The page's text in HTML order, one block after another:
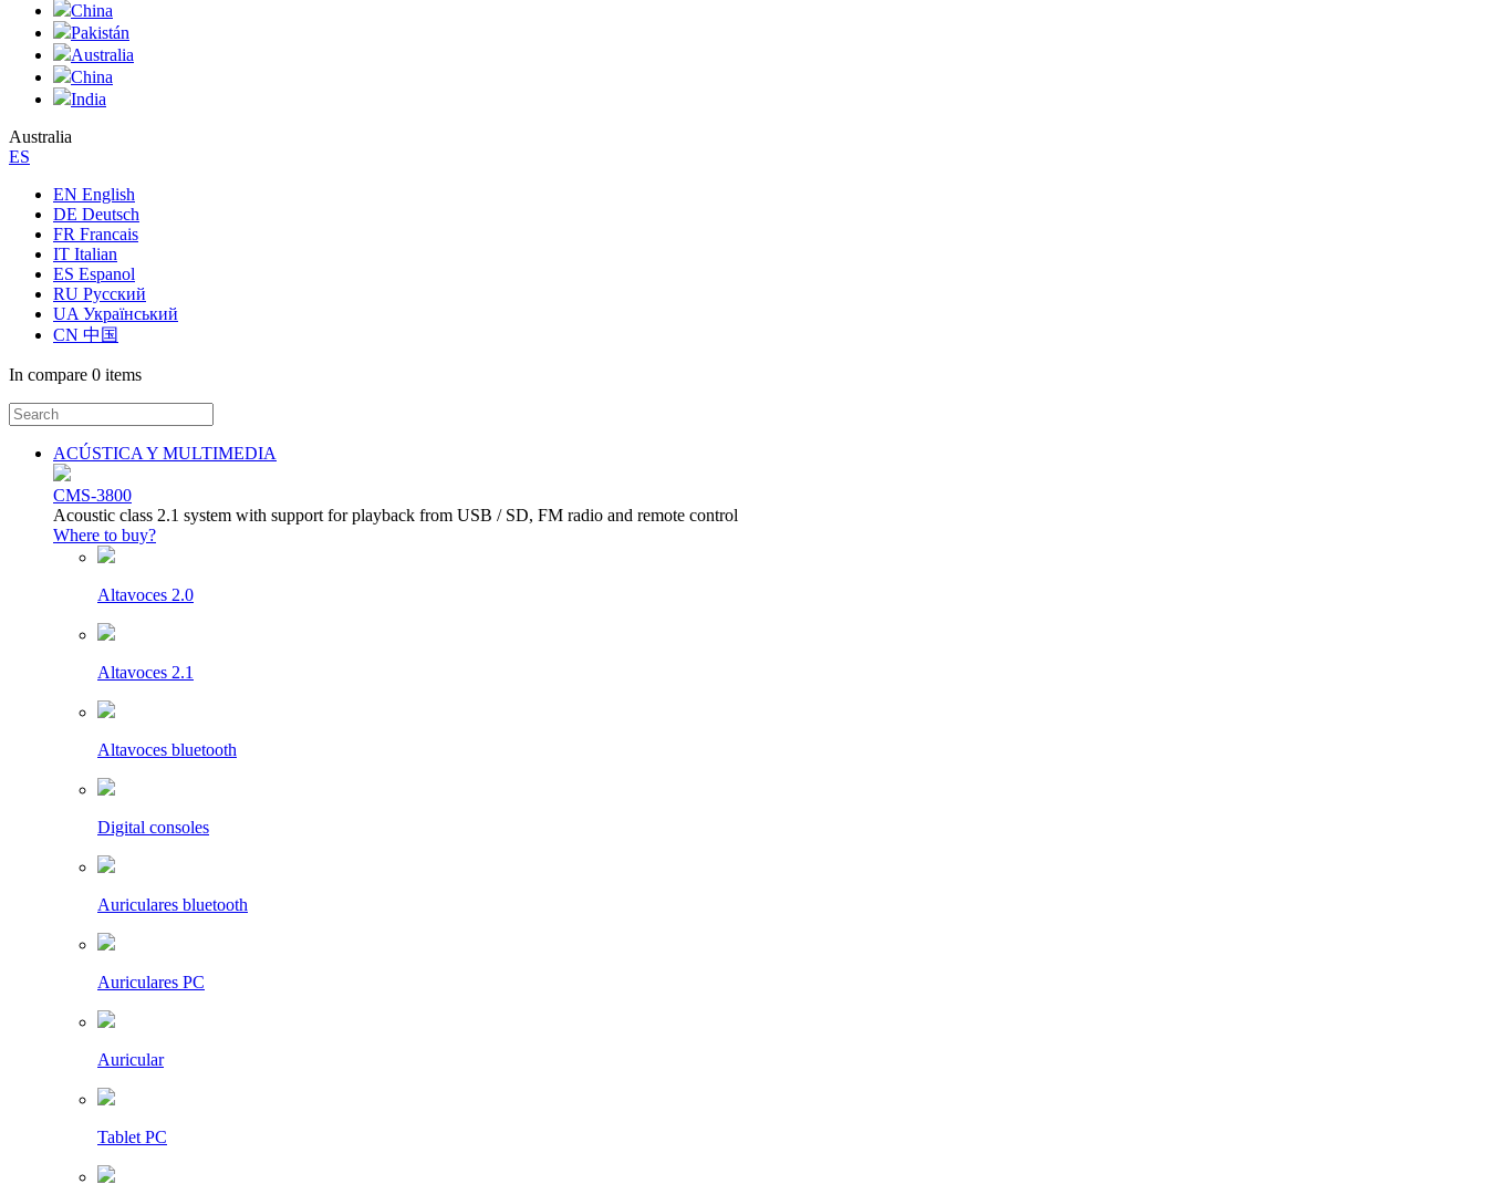
China
Pakistán
Australia
China
India
Australia
ES
EN English
DE Deutsch
FR Francais
IT Italian
ES Espanol
RU Русский
UA Український
CN 中国
In compare 0 items
ACÚSTICA Y MULTIMEDIA
CMS-3800
Acoustic class 2.1 system with support for playback from USB / SD, FM radio and remote control
Where to buy?
Altavoces 2.0
Altavoces 2.1
Altavoces bluetooth
Digital consoles
Auriculares bluetooth
Auriculares PC
Auricular
Tablet PC